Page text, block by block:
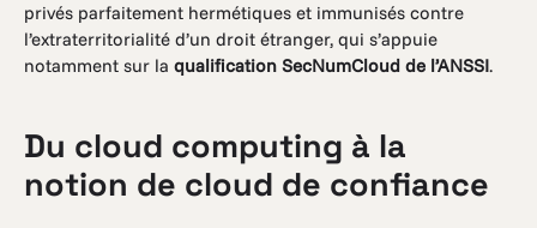
privés parfaitement hermétiques et immunisés contre
l’extraterritorialité d’un droit étranger, qui s’appuie
notamment sur la qualification SecNumCloud de l’ANSSI.
Du cloud computing à la
notion de cloud de confiance